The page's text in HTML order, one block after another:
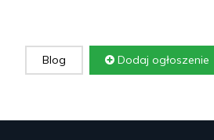
Blog Dodaj ogłoszenie